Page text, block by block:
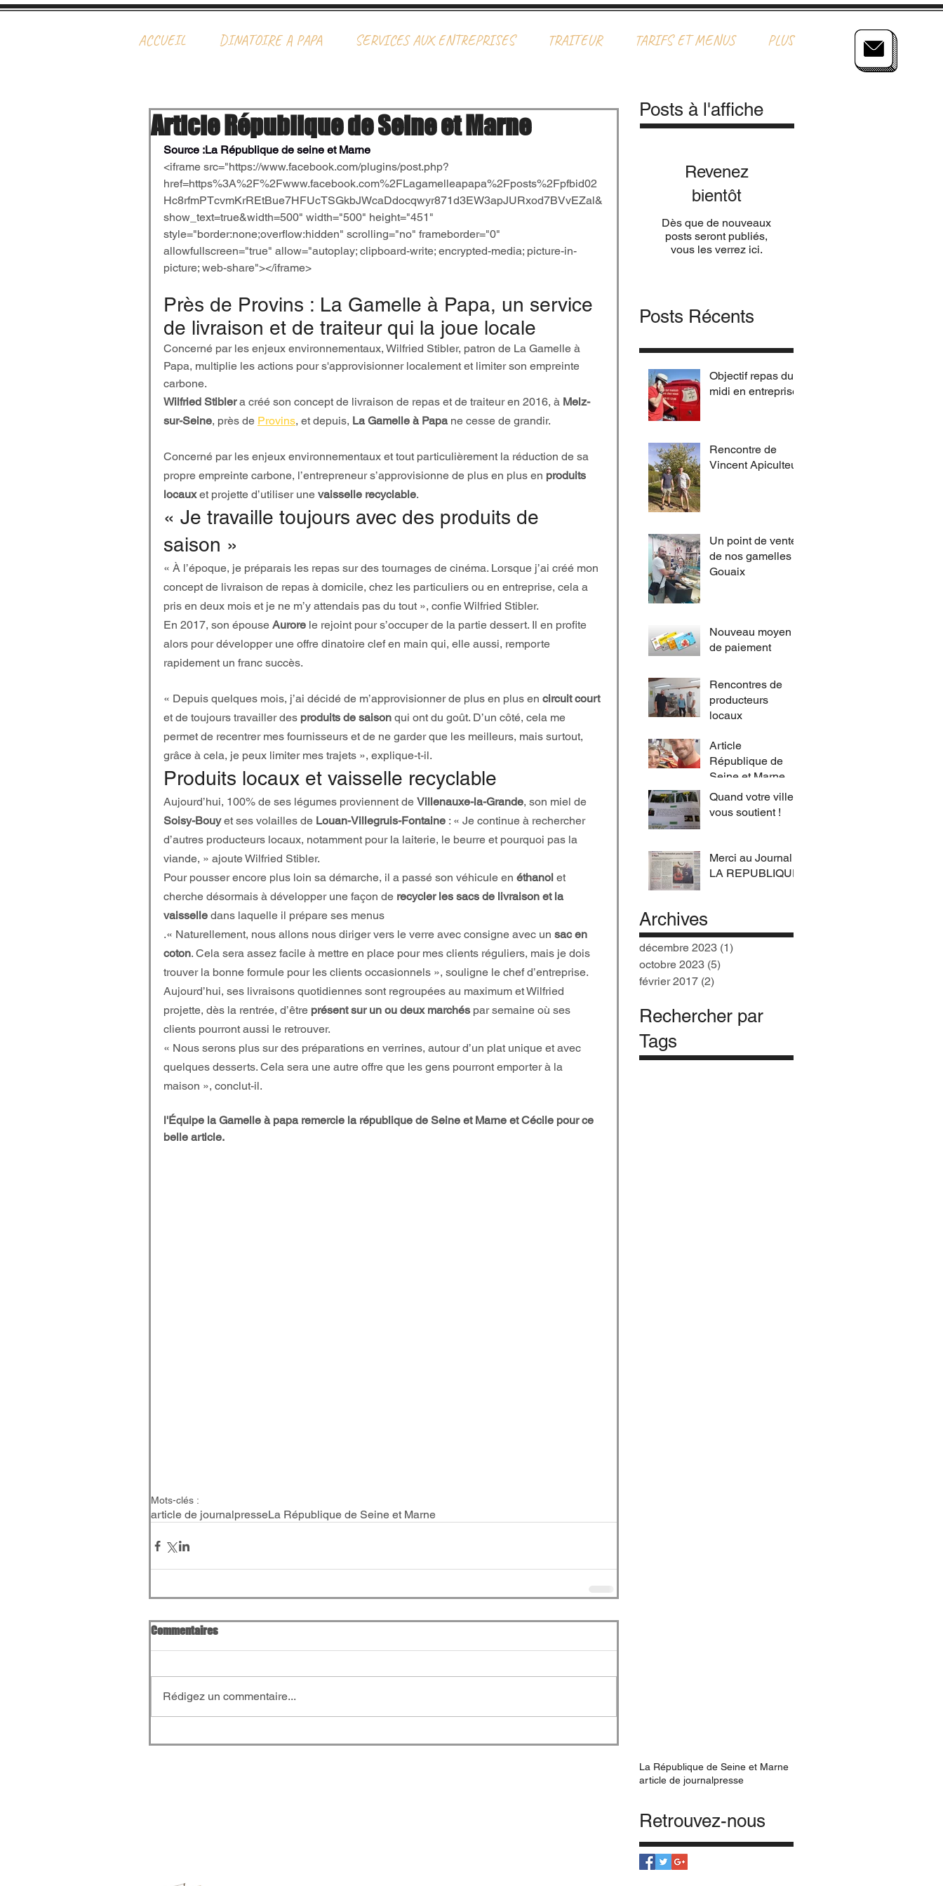
ACCUEIL DINATOIRE A PAPA SERVICES AUX ENTREPRISES TRAITEUR TARIFS ET MENUS PLUS
Article République de Seine et Marne
Source :La République de seine et Marne
<iframe src="https://www.facebook.com/plugins/post.php?
href=https%3A%2F%2Fwww.facebook.com%2FLagamelleapapa%2Fposts%2Fpfbid02
Hc8rfmPTcvmKrREtBue7HFUcTSGkbJWcaDdocqwyr871d3EW3apJURxod7BVvEZal&
show_text=true&width=500" width="500" height="451"
style="border:none;overflow:hidden" scrolling="no" frameborder="0"
allowfullscreen="true" allow="autoplay; clipboard-write; encrypted-media; picture-in-
picture; web-share"></iframe>
Près de Provins : La Gamelle à Papa, un service
de livraison et de traiteur qui la joue locale
Concerné par les enjeux environnementaux, Wilfried Stibler, patron de La Gamelle à
Papa, multiplie les actions pour s'approvisionner localement et limiter son empreinte
carbone.
Wilfried Stibler a créé son concept de livraison de repas et de traiteur en 2016, à Melz-
sur-Seine, près de Provins, et depuis, La Gamelle à Papa ne cesse de grandir.
Concerné par les enjeux environnementaux et tout particulièrement la réduction de sa
propre empreinte carbone, l’entrepreneur s’approvisionne de plus en plus en produits
locaux et projette d’utiliser une vaisselle recyclable.
« Je travaille toujours avec des produits de
saison »
« À l’époque, je préparais les repas sur des tournages de cinéma. Lorsque j’ai créé mon
concept de livraison de repas à domicile, chez les particuliers ou en entreprise, cela a
pris en deux mois et je ne m’y attendais pas du tout », confie Wilfried Stibler.
En 2017, son épouse Aurore le rejoint pour s’occuper de la partie dessert. Il en profite
alors pour développer une offre dinatoire clef en main qui, elle aussi, remporte
rapidement un franc succès.
« Depuis quelques mois, j’ai décidé de m’approvisionner de plus en plus en circuit court
et de toujours travailler des produits de saison qui ont du goût. D’un côté, cela me
permet de recentrer mes fournisseurs et de ne garder que les meilleurs, mais surtout,
grâce à cela, je peux limiter mes trajets », explique-t-il.
Produits locaux et vaisselle recyclable
Aujourd’hui, 100% de ses légumes proviennent de Villenauxe-la-Grande, son miel de
Soisy-Bouy et ses volailles de Louan-Villegruis-Fontaine : « Je continue à rechercher
d’autres producteurs locaux, notamment pour la laiterie, le beurre et pourquoi pas la
viande, » ajoute Wilfried Stibler.
Pour pousser encore plus loin sa démarche, il a passé son véhicule en éthanol et
cherche désormais à développer une façon de recycler les sacs de livraison et la
vaisselle dans laquelle il prépare ses menus
.« Naturellement, nous allons nous diriger vers le verre avec consigne avec un sac en
coton. Cela sera assez facile à mettre en place pour mes clients réguliers, mais je dois
trouver la bonne formule pour les clients occasionnels », souligne le chef d’entreprise.
Aujourd’hui, ses livraisons quotidiennes sont regroupées au maximum et Wilfried
projette, dès la rentrée, d’être présent sur un ou deux marchés par semaine où ses
clients pourront aussi le retrouver.
« Nous serons plus sur des préparations en verrines, autour d’un plat unique et avec
quelques desserts. Cela sera une autre offre que les gens pourront emporter à la
maison », conclut-il.
l'Équipe la Gamelle à papa remercie la république de Seine et Marne et Cécile pour ce
belle article.
Mots-clés :
article de journalpresseLa République de Seine et Marne
Commentaires
Rédigez un commentaire...
Posts à l'affiche
Revenez
bientôt
Dès que de nouveaux
posts seront publiés,
vous les verrez ici.
Posts Récents
Objectif repas du
midi en entreprise
Rencontre de
Vincent Apiculteur
Un point de vente
de nos gamelles à
Gouaix
Nouveau moyen
de paiement
Rencontres de
producteurs
locaux
Article
République de
Seine et Marne
Quand votre ville
vous soutient !
Merci au Journal
LA REPUBLIQUE
Archives
décembre 2023 (1)
octobre 2023 (5)
février 2017 (2)
Rechercher par
Tags
La République de Seine et Marne
article de journalpresse
Retrouvez-nous